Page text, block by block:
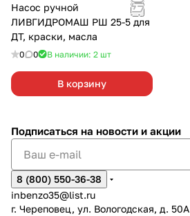
Насос ручной
ЛИВГИДРОМАШ РШ 25-5 для
ДТ, краски, масла
0 0 В наличии: 2 шт
В корзину
Подписаться на новости и акции
8 (800) 550-36-38
inbenzo35@list.ru
г. Череповец, ул. Вологодская, д. 50А